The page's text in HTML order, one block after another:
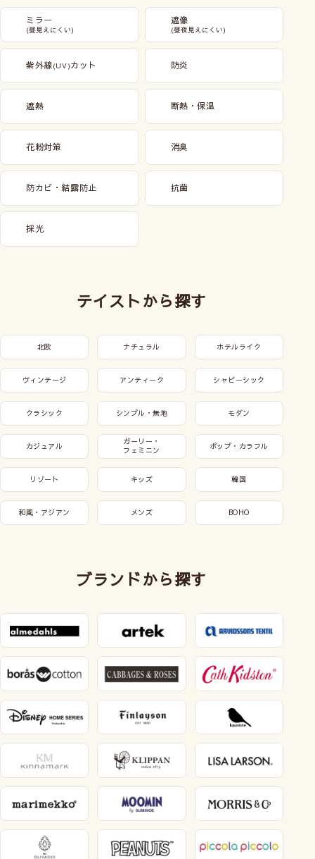
ミラー
(昼見えにくい)
遮像
(昼夜見えにくい)
紫外線(UV)カット 防炎
遮熱 断熱・保温
花粉対策 消臭
防カビ・結露防止 抗菌
採光
テイストから探す
北欧 ナチュラル ホテルライク
ヴィンテージ アンティーク シャビーシック
クラシック シンプル・無地 モダン
カジュアル
ガーリー・
フェミニン
ポップ・カラフル
リゾート キッズ 韓国
和風・アジアン メンズ BOHO
ブランドから探す